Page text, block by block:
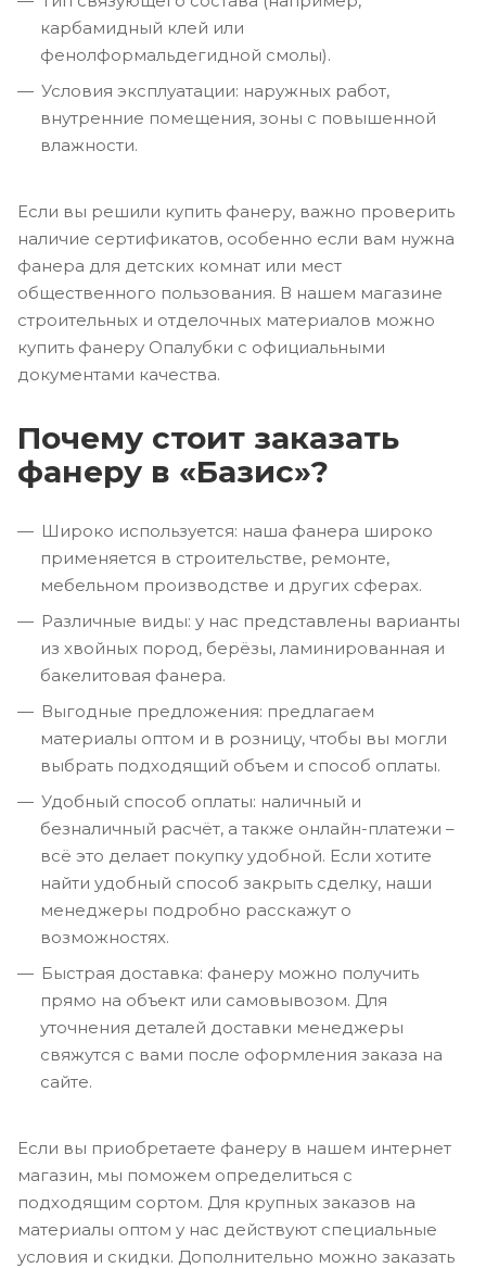
карбамидный клей или
фенолформальдегидной смолы).
Условия эксплуатации: наружных работ,
внутренние помещения, зоны с повышенной
влажности.
Если вы решили купить фанеру, важно проверить
наличие сертификатов, особенно если вам нужна
фанера для детских комнат или мест
общественного пользования. В нашем магазине
строительных и отделочных материалов можно
купить фанеру Опалубки с официальными
документами качества.
Почему стоит заказать
фанеру в «Базис»?
Широко используется: наша фанера широко
применяется в строительстве, ремонте,
мебельном производстве и других сферах.
Различные виды: у нас представлены варианты
из хвойных пород, берёзы, ламинированная и
бакелитовая фанера.
Выгодные предложения: предлагаем
материалы оптом и в розницу, чтобы вы могли
выбрать подходящий объем и способ оплаты.
Удобный способ оплаты: наличный и
безналичный расчёт, а также онлайн-платежи –
всё это делает покупку удобной. Если хотите
найти удобный способ закрыть сделку, наши
менеджеры подробно расскажут о
возможностях.
Быстрая доставка: фанеру можно получить
прямо на объект или самовывозом. Для
уточнения деталей доставки менеджеры
свяжутся с вами после оформления заказа на
сайте.
Если вы приобретаете фанеру в нашем интернет
магазин, мы поможем определиться с
подходящим сортом. Для крупных заказов на
материалы оптом у нас действуют специальные
условия и скидки. Дополнительно можно заказать